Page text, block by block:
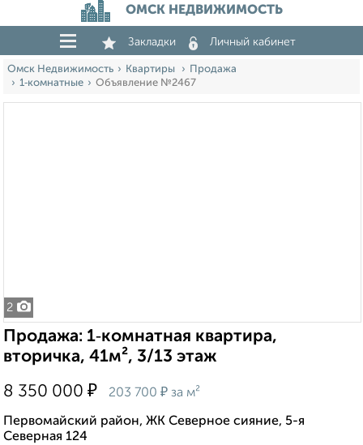
ОМСК НЕДВИЖИМОСТЬ
Закладки Личный кабинет
Омск Недвижимость Квартиры
Продажа
1‑комнатные
Объявление №2467
2
Продажа: 1‑комнатная квартира,
вторичка, 41м², 3/13 этаж
8 350 000 ₽ 203 700 ₽ за м²
Первомайский район, ЖК Северное сияние, 5-я
Северная 124